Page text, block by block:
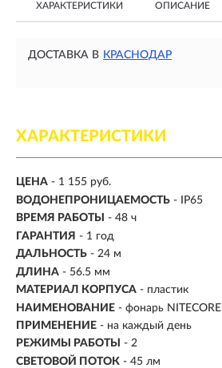
ХАРАКТЕРИСТИКИ ОПИСАНИЕ
ДОСТАВКА В КРАСНОДАР
ХАРАКТЕРИСТИКИ
ЦЕНА - 1 155 руб.
ВОДОНЕПРОНИЦАЕМОСТЬ - IP65
ВРЕМЯ РАБОТЫ
- 48 ч
ГАРАНТИЯ - 1 год
ДАЛЬНОСТЬ - 24 м
ДЛИНА - 56.5 мм
МАТЕРИАЛ КОРПУСА - пластик
НАИМЕНОВАНИЕ - фонарь NITECORE
ПРИМЕНЕНИЕ - на каждый день
РЕЖИМЫ РАБОТЫ
- 2
СВЕТОВОЙ ПОТОК - 45 лм